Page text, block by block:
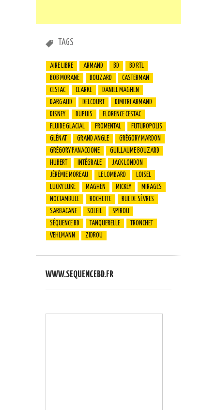
TAGS
AIRE LIBRE ARMAND BD
BD RTL
BOB MORANE
BOUZARD
CASTERMAN
CESTAC
CLARKE
DANIEL MAGHEN
DARGAUD
DELCOURT
DIMITRI ARMAND
DISNEY
DUPUIS
FLORENCE CESTAC
FLUIDE GLACIAL
FROMENTAL
FUTUROPOLIS
GLÉNAT
GRAND ANGLE
GRÉGORY MARDON
GRÉGORY PANACCIONE
GUILLAUME BOUZARD
HUBERT
INTÉGRALE
JACK LONDON
JÉRÉMIE MOREAU
LE LOMBARD
LOISEL
LUCKY LUKE
MAGHEN MICKEY
MIRAGES
NOCTAMBULE
ROCHETTE
RUE DE SÈVRES
SARBACANE
SOLEIL
SPIROU
SÉQUENCE BD
TANQUERELLE
TRONCHET
VEHLMANN
ZIDROU
WWW.SEQUENCEBD.FR